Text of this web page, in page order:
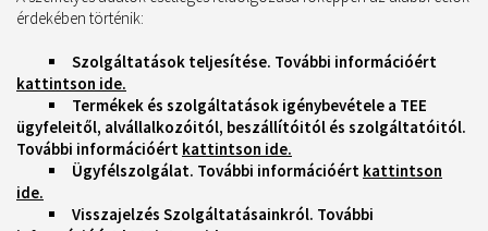
érdekében történik:
Szolgáltatások teljesítése. További információért
kattintson ide.
Termékek és szolgáltatások igénybevétele a TEE
ügyfeleitől, alvállalkozóitól, beszállítóitól és szolgáltatóitól.
További információért kattintson ide.
Ügyfélszolgálat. További információért kattintson
ide.
Visszajelzés Szolgáltatásainkról. További